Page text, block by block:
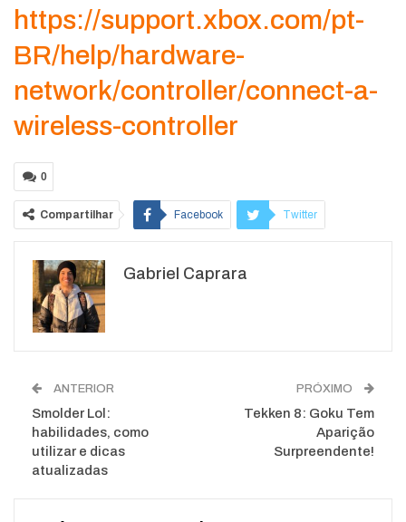
https://support.xbox.com/pt-
BR/help/hardware-
network/controller/connect-a-
wireless-controller
0
Compartilhar Facebook Twitter
WhatsApp
Gabriel Caprara
ANTERIOR
Smolder Lol:
habilidades, como
utilizar e dicas
atualizadas
PRÓXIMO
Tekken 8: Goku Tem
Aparição
Surpreendente!